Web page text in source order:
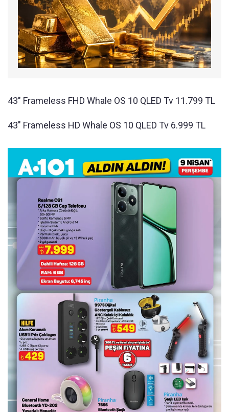
43" Frameless FHD Whale OS 10 QLED Tv 11.799 TL
43" Frameless HD Whale OS 10 QLED Tv 6.999 TL